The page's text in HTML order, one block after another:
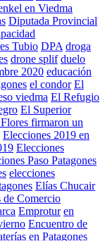
en Viedma
Diputada Provincial
Tubio DPA droga
drone splif duelo
2020 educación
el condor El
viedma El Refugio
El Superior
firmaron un
Elecciones 2019 en
Elecciones
Paso Patagones
elecciones
Elías Chucair
de Comercio
Emprotur en
Encuentro de
en Patagones